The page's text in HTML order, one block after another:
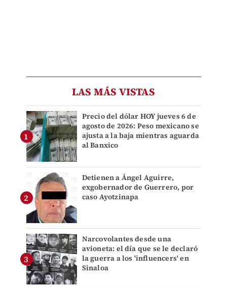
LAS MÁS VISTAS
Precio del dólar HOY jueves 6 de
agosto de 2026: Peso mexicano se
ajusta a la baja mientras aguarda
al Banxico
Detienen a Ángel Aguirre,
exgobernador de Guerrero, por
caso Ayotzinapa
Narcovolantes desde una
avioneta: el día que se le declaró
la guerra a los 'influencers' en
Sinaloa